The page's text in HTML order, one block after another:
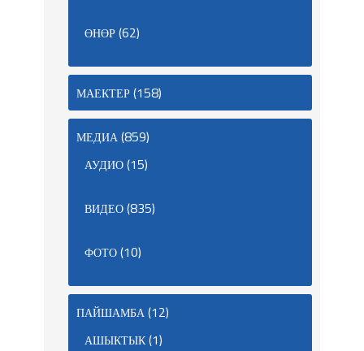
ӨНӨР(62)
МАЕКТЕР(158)
МЕДИА(859)
АУДИО(15)
ВИДЕО(835)
ФОТО(10)
ПАЙШАМБА(12)
АШЫКТЫК(1)